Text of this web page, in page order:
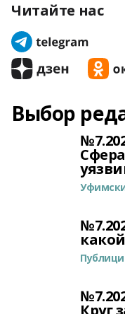
Читайте нас
Выбор
Круг